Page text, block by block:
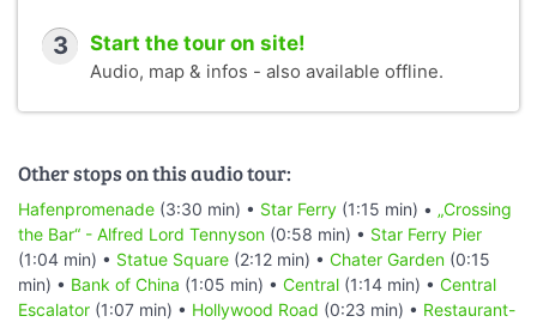
3 Start the tour on site!
Audio, map & infos - also available offline.
Other stops on this audio tour:
Hafenpromenade (3:30 min) • Star Ferry (1:15 min) • „Crossing
the Bar“ - Alfred Lord Tennyson (0:58 min) • Star Ferry Pier
(1:04 min) • Statue Square (2:12 min) • Chater Garden (0:15
min) • Bank of China (1:05 min) • Central (1:14 min) • Central
Escalator (1:07 min) • Hollywood Road (0:23 min) • Restaurant-